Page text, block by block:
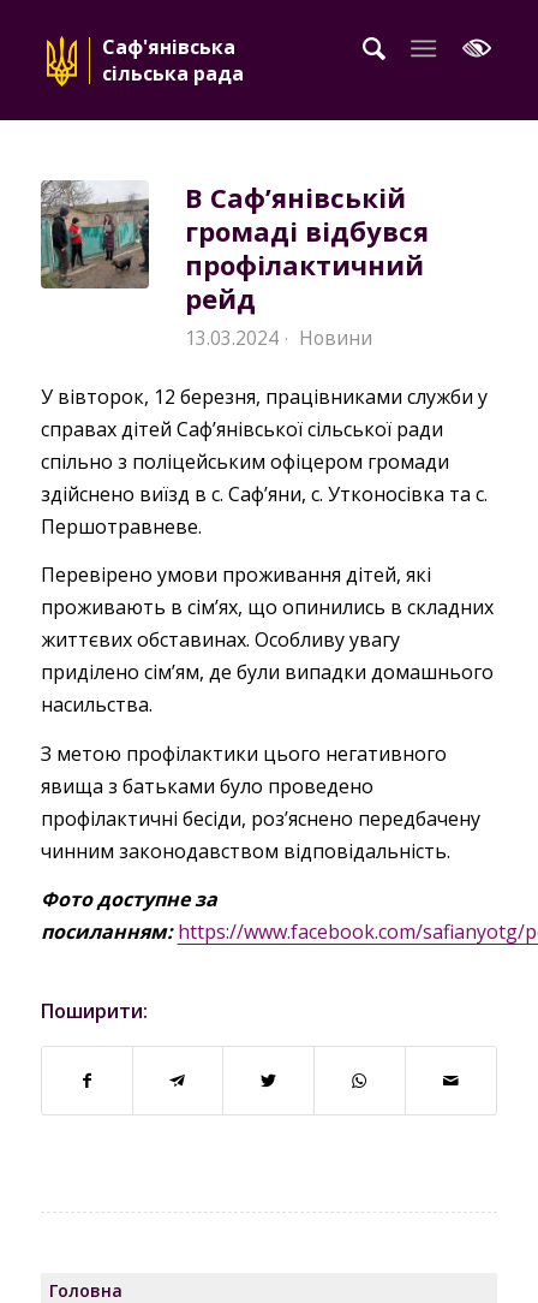
Саф'янівська
сільська рада
В Саф’янівській
громаді відбувся
профілактичний
рейд
13.03.2024 · Новини
У вівторок, 12 березня, працівниками служби у
справах дітей Саф’янівської сільської ради
спільно з поліцейським офіцером громади
здійснено виїзд в с. Саф’яни, с. Утконосівка та с.
Першотравневе.
Перевірено умови проживання дітей, які
проживають в сім’ях, що опинились в складних
життєвих обставинах. Особливу увагу
приділено сім’ям, де були випадки домашнього
насильства.
З метою профілактики цього негативного
явища з батьками було проведено
профілактичні бесіди, роз’яснено передбачену
чинним законодавством відповідальність.
Фото доступне за
посиланням: https://www.facebook.com/safianyotg/
Поширити:
Головна